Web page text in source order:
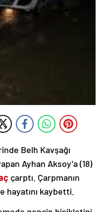
Belh Kavşağı
Ayhan Aksoy’a (18)
çarptı. Çarpmanın
hayatını kaybetti.